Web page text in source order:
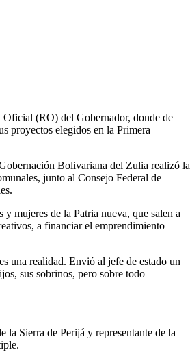
Oficial (RO) del Gobernador, donde de
proyectos elegidos en la Primera
Bolivariana del Zulia realizó la
junto al Consejo Federal de
mujeres de la Patria nueva, que salen a
a financiar el emprendimiento
una realidad. Envió al jefe de estado un
sus sobrinos, pero sobre todo
la Sierra de Perijá y representante de la